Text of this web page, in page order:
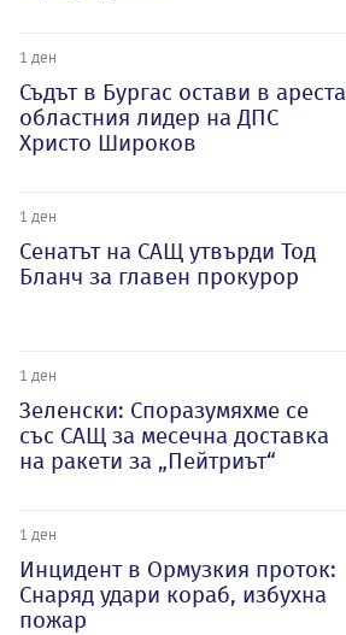
1 ден
Съдът в Бургас остави в ареста
областния лидер на ДПС
Христо Широков
1 ден
Сенатът на САЩ утвърди Тод
Бланч за главен прокурор
1 ден
Зеленски: Споразумяхме се
със САЩ за месечна доставка
на ракети за „Пейтриът“
1 ден
Инцидент в Ормузкия проток:
Снаряд удари кораб, избухна
пожар